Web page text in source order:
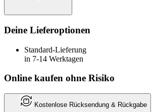
Deine Lieferoptionen
Standard-Lieferung
in 7-14 Werktagen
Online kaufen ohne Risiko
Kostenlose Rücksendung & Rückgabe